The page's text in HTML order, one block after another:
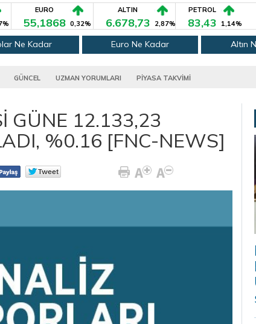
EURO
55,1868 0,32%
ALTIN
6.678,73 2,87%
PETROL
83,43 1,14%
Ne Kadar Euro Ne Kadar Altın
GÜNCEL UZMAN YORUMLARI PİYASA TAKVİMİ
GÜNE 12.133,23
%0.16 [FNC-NEWS]